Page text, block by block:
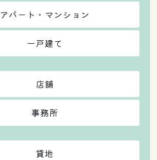
アパート・マンション
一戸建て
店舗
事務所
貸地